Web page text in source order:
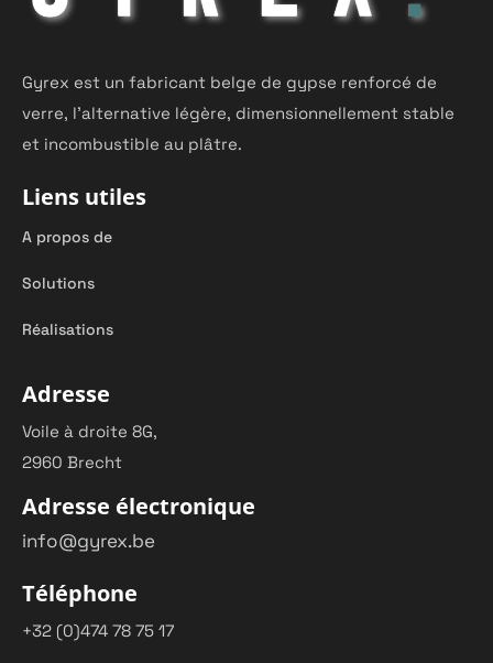
Gyrex est un fabricant belge de gypse renforcé de
verre, l'alternative légère, dimensionnellement stable
et incombustible au plâtre.
Liens utiles
A propos de
Solutions
Réalisations
Adresse
Voile à droite 8G,
2960 Brecht
Adresse électronique
info@gyrex.be
Téléphone
+32 (0)474 78 75 17